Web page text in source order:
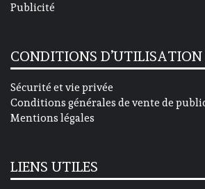
Publicité
CONDITIONS D’UTILISATION
Sécurité et vie privée
Conditions générales de vente de
Mentions légales
LIENS UTILES